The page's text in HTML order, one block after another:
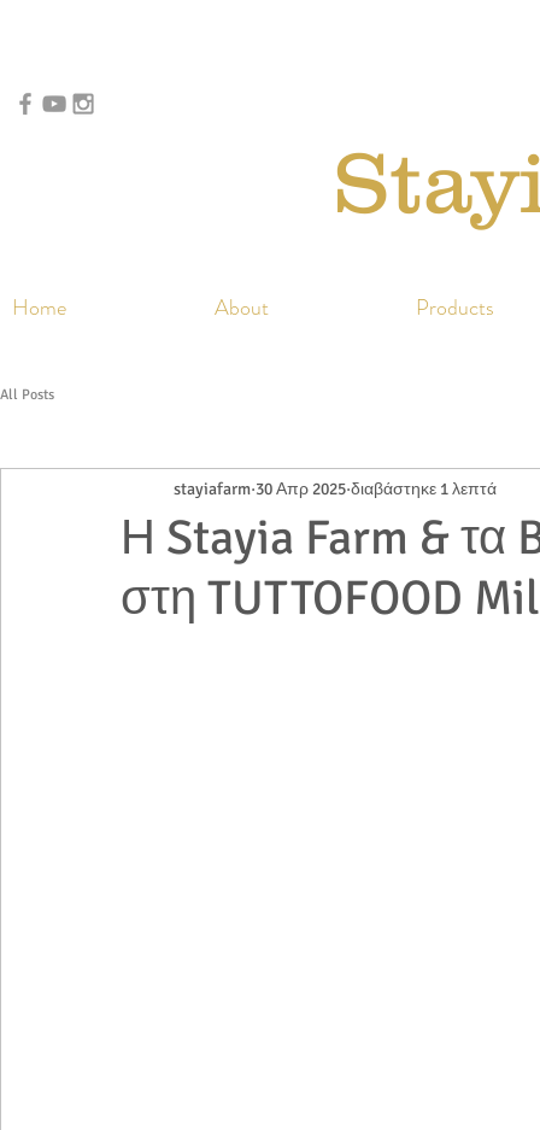
Home About Products
All Posts
Η Stayia Farm & τα
στη TUTTOFOOD
stayiafarm 30 Απρ 2025 διαβάστηκε 1 λεπτά